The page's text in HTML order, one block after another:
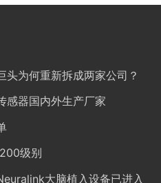
头为何重新拆成两家公司？
感器国内外生产厂家
级别
大脑植入设备已进入